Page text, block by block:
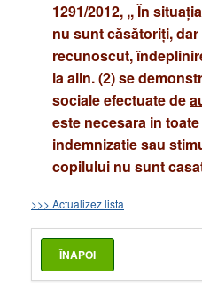
1291/2012, ,, În
nu sunt căsătoriţi,
recunoscut,
la alin. (2) se
sociale efectuate de
este necesara in
indemnizatie sau
copilului nu sunt
>>> Actualizez lista